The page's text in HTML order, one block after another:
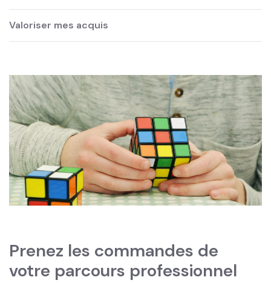
Valoriser mes acquis
Prenez les commandes de
votre parcours professionnel